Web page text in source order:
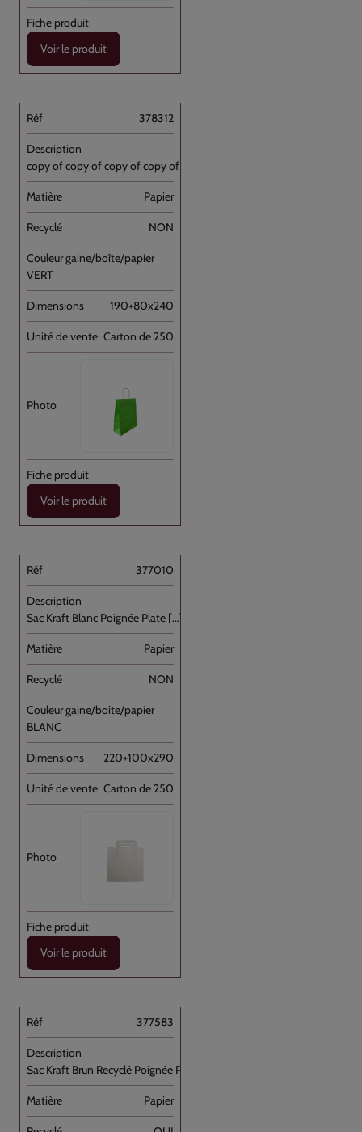
Voir le produit
378312
copy of copy of copy of copy of Sac [...]
Papier
NON
VERT
190+80x240
Carton de 250
Voir le produit
377010
Sac Kraft Blanc Poignée Plate [...]
Papier
NON
BLANC
220+100x290
Carton de 250
Voir le produit
377583
Sac Kraft Brun Recyclé Poignée Plate [...]
Papier